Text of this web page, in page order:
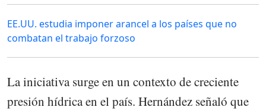
EE.UU. estudia imponer arancel a los países que no
combatan el trabajo forzoso
La iniciativa surge en un contexto de creciente
presión hídrica en el país. Hernández señaló que